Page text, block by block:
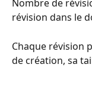
Nombre de
révision dans le
Chaque révision
de création, sa